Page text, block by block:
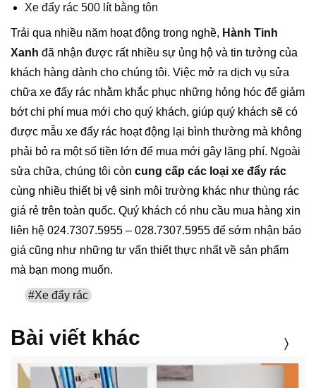
Xe đẩy rác 500 lít bằng tôn
Trải qua nhiều năm hoạt động trong nghề, Hành Tinh
Xanh đã nhận được rất nhiều sự ủng hộ và tin tưởng của
khách hàng dành cho chúng tôi. Việc mở ra dịch vụ sửa
chữa xe đẩy rác nhằm khắc phục những hỏng hóc để giảm
bớt chi phí mua mới cho quý khách, giúp quý khách sẽ có
được mẫu xe đẩy rác hoạt động lại bình thường mà không
phải bỏ ra một số tiền lớn để mua mới gây lãng phí. Ngoài
sửa chữa, chúng tôi còn cung cấp các loại xe đẩy rác
cùng nhiều thiết bị vệ sinh môi trường khác như thùng rác
giá rẻ trên toàn quốc. Quý khách có nhu cầu mua hàng xin
liên hệ 024.7307.5955 – 028.7307.5955 để sớm nhận báo
giá cũng như những tư vấn thiết thực nhất về sản phẩm
mà bạn mong muốn.
#Xe đẩy rác
Bài viết khác